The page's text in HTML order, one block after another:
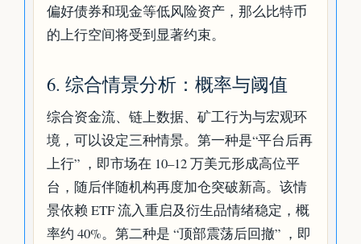
偏好债券和现金等低风险资产，那么比特币
的上行空间将受到显著约束。
6. 综合情景分析：概率与阈值
综合资金流、链上数据、矿工行为与宏观环
境，可以设定三种情景。第一种是“平台后再
上行” ，即市场在 10–12 万美元形成高位平
台，随后伴随机构再度加仓突破新高。该情
景依赖 ETF 流入重启及衍生品情绪稳定，概
率约 40%。第二种是 “顶部震荡后回撤” ，即